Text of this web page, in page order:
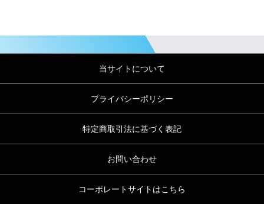
当サイトについて
プライバシーポリシー
特定商取引法に基づく表記
お問い合わせ
コーポレートサイトはこちら